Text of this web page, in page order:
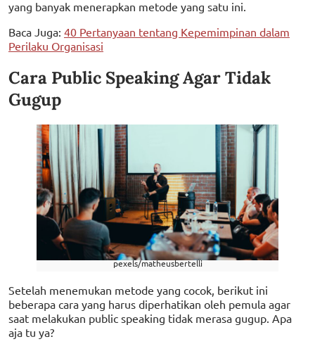
yang banyak menerapkan metode yang satu ini.
Baca Juga: 40 Pertanyaan tentang Kepemimpinan dalam
Perilaku Organisasi
Cara Public Speaking Agar Tidak
Gugup
pexels/matheusbertelli
Setelah menemukan metode yang cocok, berikut ini
beberapa cara yang harus diperhatikan oleh pemula agar
saat melakukan public speaking tidak merasa gugup. Apa
aja tu ya?